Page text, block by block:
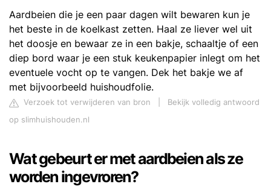
Aardbeien die je een paar dagen wilt bewaren kun je
het beste in de koelkast zetten. Haal ze liever wel uit
het doosje en bewaar ze in een bakje, schaaltje of een
diep bord waar je een stuk keukenpapier inlegt om het
eventuele vocht op te vangen. Dek het bakje we af
met bijvoorbeeld huishoudfolie.
Verzoek tot verwijderen van bron
Bekijk volledig antwoord
op slimhuishouden.nl
Wat gebeurt er met aardbeien als ze
worden ingevroren?